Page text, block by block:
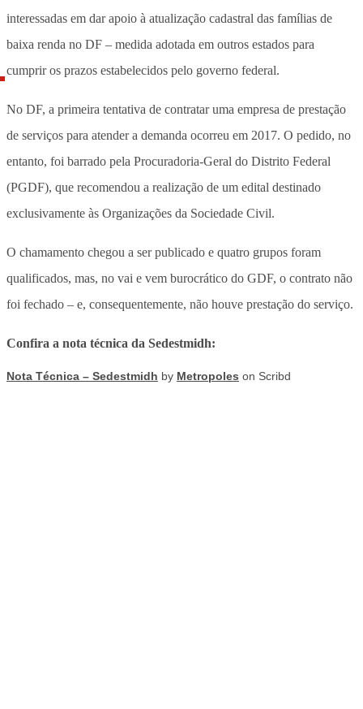
interessadas em dar apoio à atualização cadastral das famílias de
baixa renda no DF – medida adotada em outros estados para
cumprir os prazos estabelecidos pelo governo federal.
No DF, a primeira tentativa de contratar uma empresa de prestação
de serviços para atender a demanda ocorreu em 2017. O pedido, no
entanto, foi barrado pela Procuradoria-Geral do Distrito Federal
(PGDF), que recomendou a realização de um edital destinado
exclusivamente às Organizações da Sociedade Civil.
O chamamento chegou a ser publicado e quatro grupos foram
qualificados, mas, no vai e vem burocrático do GDF, o contrato não
foi fechado – e, consequentemente, não houve prestação do serviço.
Confira a nota técnica da Sedestmidh:
Nota Técnica – Sedestmidh by Metropoles on Scribd